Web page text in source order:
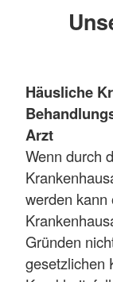
Häusliche
Arzt
Wenn durch
werden kann
Gründen
gesetzlichen